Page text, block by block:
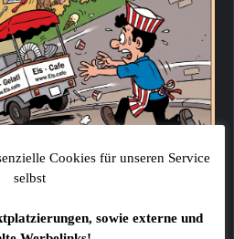
Cookies für unseren Service
selbst
sowie externe und